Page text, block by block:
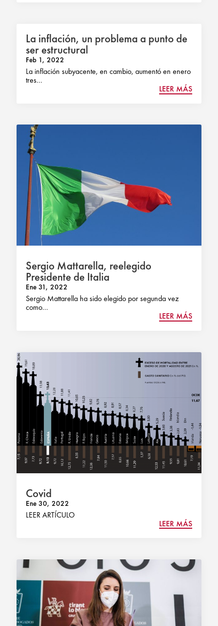
La inflación, un problema a punto de
ser estructural
Feb 1, 2022
La inflación subyacente, en cambio, aumentó en enero
tres...
LEER MÁS
Sergio Mattarella, reelegido
Presidente de Italia
Ene 31, 2022
Sergio Mattarella ha sido elegido por segunda vez
como...
LEER MÁS
Covid
Ene 30, 2022
LEER ARTÍCULO
LEER MÁS